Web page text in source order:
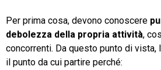
Per prima cosa, devono conoscere
debolezza della propria attività,
concorrenti. Da questo punto di vista,
il punto da cui partire perché: